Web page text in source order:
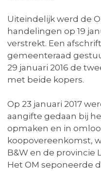
Uiteindelijk werd de
handelingen op 19
verstrekt. Een
gemeenteraad
29 januari 2016 de
met beide kopers.
Op 23 januari 2017
aangifte gedaan bij
opmaken en in
koopovereenkomst,
B&W en de provincie
Het OM seponeerde